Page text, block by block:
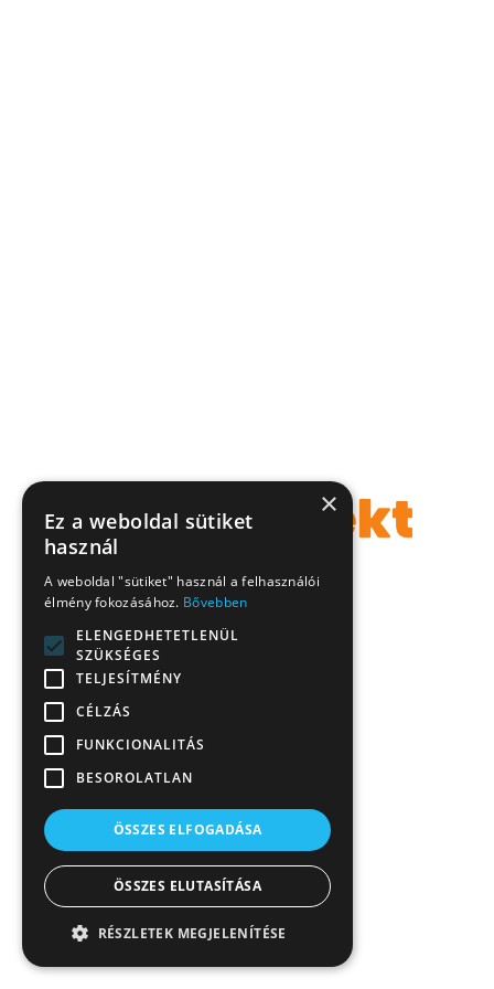
×
Ez a weboldal sütiket
használ
A weboldal "sütiket" használ a felhasználói
élmény fokozásához. Bővebben
ELENGEDHETETLENÜL
SZÜKSÉGES
TELJESÍTMÉNY
CÉLZÁS
FUNKCIONALITÁS
BESOROLATLAN
ÖSSZES ELFOGADÁSA
ÖSSZES ELUTASÍTÁSA
RÉSZLETEK MEGJELENÍTÉSE